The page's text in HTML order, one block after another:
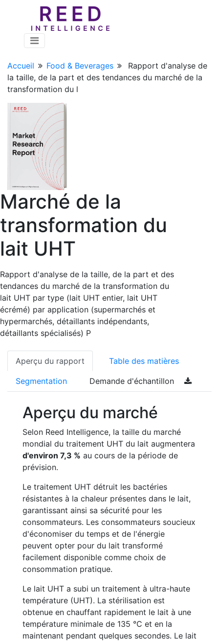
Accueil Food & Beverages
Rapport d'analyse de
la taille, de la part et des tendances du marché de la
transformation du l
Marché de la
transformation du
lait UHT
Rapport d'analyse de la taille, de la part et des
tendances du marché de la transformation du
lait UHT par type (lait UHT entier, lait UHT
écrémé) par application (supermarchés et
hypermarchés, détaillants indépendants,
détaillants spécialisés) P
Aperçu du rapport Table des matières
Segmentation Demande d'échantillon
Aperçu du marché
Selon Reed Intelligence, la taille du marché
mondial du traitement UHT du lait augmentera
d'environ 7,3 % au cours de la période de
prévision.
Le traitement UHT détruit les bactéries
résistantes à la chaleur présentes dans le lait,
garantissant ainsi sa sécurité pour les
consommateurs. Les consommateurs soucieux
d'économiser du temps et de l'énergie
peuvent opter pour du lait transformé
facilement disponible comme choix de
consommation pratique.
Le lait UHT a subi un traitement à ultra-haute
température (UHT). La stérilisation est
obtenue en chauffant rapidement le lait à une
température minimale de 135 °C et en la
maintenant pendant quelques secondes. Le lait